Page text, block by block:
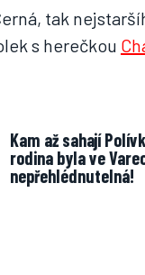
tak
s herečkou
Kam až sahají
rodina byla ve
nepřehlédnutelná!